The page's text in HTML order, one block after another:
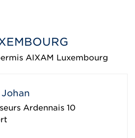
AIXAM Luxembourg
Ardennais 10